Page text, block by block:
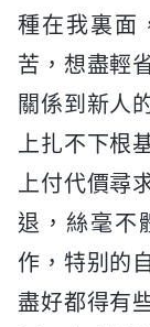
種在我裏面
苦，想盡輕
關係到新人
上扎不下根
上付代價尋
退，絲毫不
作，特别的
盡好都得有